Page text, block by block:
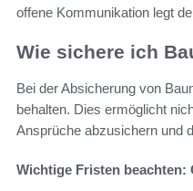
offene Kommunikation legt
Wie sichere ich
Bei der Absicherung von
behalten. Dies ermöglicht
Ansprüche abzusichern und
Wichtige Fristen